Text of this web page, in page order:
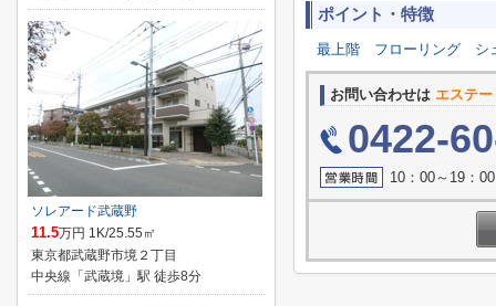
ポイント・特徴
最上階 フローリング シ
お問い合わせは エステ
0422-
10：00～19：
ソレアード武蔵野
11.5万円 1K/25.55㎡
東京都武蔵野市境２丁目
中央線「武蔵境」駅 徒歩8分